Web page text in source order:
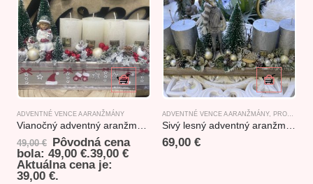
ADVENTNÉ VENCE A ARANŽMÁNY
Vianočný adventný aranžmán s dievčatkom 35x10x20cm
49,00€ Pôvodná cena
bola: 49,00 €.39,00 €
Aktuálna cena je:
39,00 €.
ADVENTNÉ VENCE A ARANŽMÁNY, PRODUKTY S TEMATIKOU LES
Sivý lesný adventný aranžmán so sobom
69,00 €